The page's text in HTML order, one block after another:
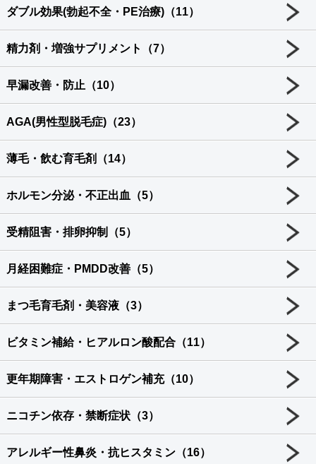
ダブル効果(勃起不全・PE治療)（11）
精力剤・増強サプリメント（7）
早漏改善・防止（10）
AGA(男性型脱毛症)（23）
薄毛・飲む育毛剤（14）
ホルモン分泌・不正出血（5）
受精阻害・排卵抑制（5）
月経困難症・PMDD改善（5）
まつ毛育毛剤・美容液（3）
ビタミン補給・ヒアルロン酸配合（11）
更年期障害・エストロゲン補充（10）
ニコチン依存・禁断症状（3）
アレルギー性鼻炎・抗ヒスタミン（16）